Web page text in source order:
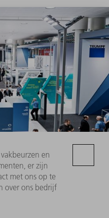
en
er zijn
met ons op te
over ons bedrijf